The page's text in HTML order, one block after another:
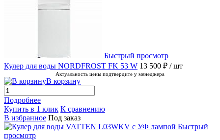
Быстрый просмотр
Кулер для воды NORDFROST FK 53 W 13 500 ₽ / шт
Актуальность цены подтвердите у менеджера
В корзину
Подробнее
Купить в 1 клик К сравнению
В избранное Под заказ
Быстрый
просмотр